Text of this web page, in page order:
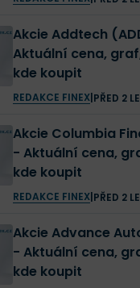
Akcie Addtech
Aktuální cena,
kde koupit
REDAKCE FINEX| PŘED 2
Akcie Columbia
- Aktuální cena,
kde koupit
REDAKCE FINEX| PŘED 2
Akcie Advance
- Aktuální cena,
kde koupit